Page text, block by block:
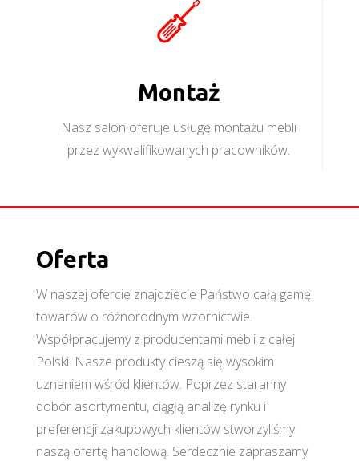
Montaż
Nasz salon oferuje usługę montażu mebli
przez wykwalifikowanych pracowników.
Oferta
W naszej ofercie znajdziecie Państwo całą gamę
towarów o różnorodnym wzornictwie.
Współpracujemy z producentami mebli z całej
Polski. Nasze produkty cieszą się wysokim
uznaniem wśród klientów. Poprzez staranny
dobór asortymentu, ciągłą analizę rynku i
preferencji zakupowych klientów stworzyliśmy
naszą ofertę handlową. Serdecznie zapraszamy